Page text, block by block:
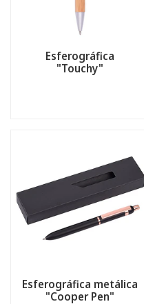
Esferográfica
"Touchy"
Esferográfica metálica
"Cooper Pen"